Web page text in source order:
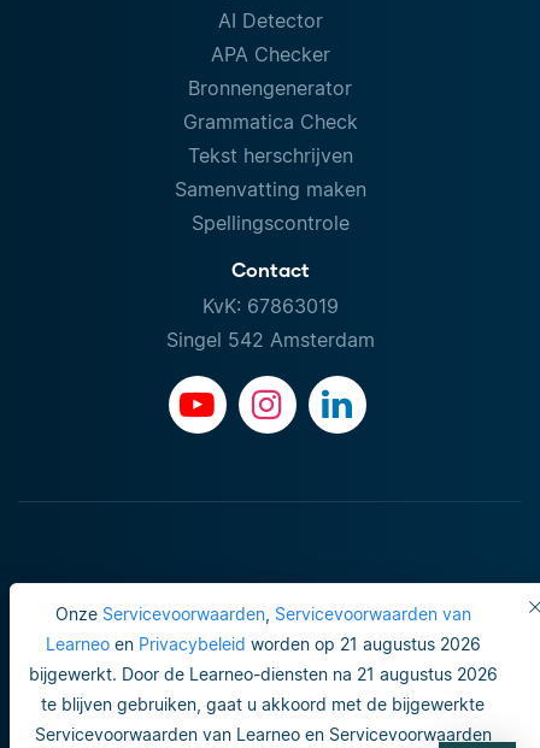
Onze Servicevoorwaarden, Servicevoorwaarden van
Learneoen Privacybeleid worden op 21 augustus 2026
bijgewerkt. Door de Learneo-diensten na 21 augustus 2026
te blijven gebruiken, gaat u akkoord met de bijgewerkte
Servicevoorwaarden van Learneo en Servicevoorwaarden
AI Detector
APA Checker
Bronnengenerator
Grammatica Check
Tekst herschrijven
Samenvatting maken
Spellingscontrole
Contact
KvK: 67863019
Singel 542 Amsterdam
Gebruiksvoorwaarden